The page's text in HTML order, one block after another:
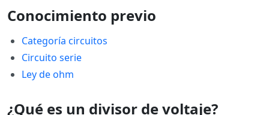
Conocimiento previo
Categoría circuitos
Circuito serie
Ley de ohm
¿Qué es un divisor de voltaje?